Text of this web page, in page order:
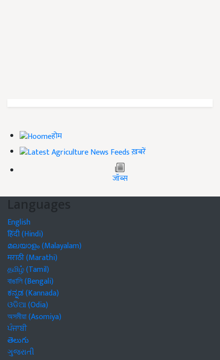
होम
ख़बरें
जॉब्स
Languages
English
हिंदी (Hindi)
മലയാളം (Malayalam)
मराठी (Marathi)
தமிழ் (Tamil)
বাঙালি (Bengali)
ಕನ್ನಡ (Kannada)
ଓଡିଆ (Odia)
অসমীয়া (Asomiya)
ਪੰਜਾਬੀ
తెలుగు
ગુજરાતી